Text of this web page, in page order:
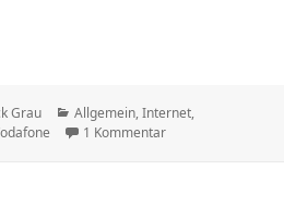
gestohlen –
Grau Kategorien
Allgemein,Internet,
1 Kommentarzu Eilmeldung: